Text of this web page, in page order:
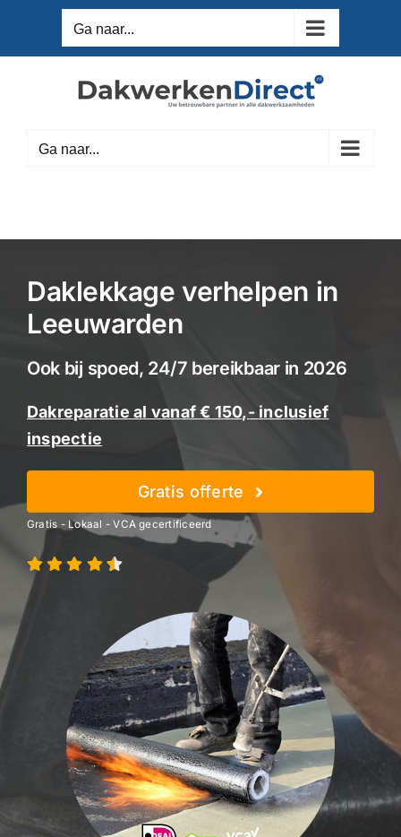
inhoud
Ga naar...
Ga naar...
Daklekkage verhelpen in
Leeuwarden
Ook bij spoed, 24/7 bereikbaar in 2026
Dakreparatie al vanaf € 150,- inclusief
inspectie
Gratis offerte
Gratis - Lokaal - VCA gecertificeerd